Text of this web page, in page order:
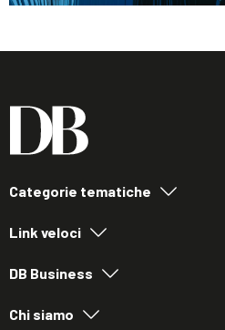
Categorie tematiche
Link veloci
DB Business
Chi siamo